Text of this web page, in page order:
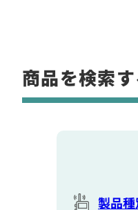
商品を検索す
製品